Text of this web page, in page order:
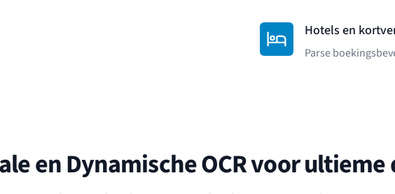
Hotels en
Parse
en Dynamische OCR voor